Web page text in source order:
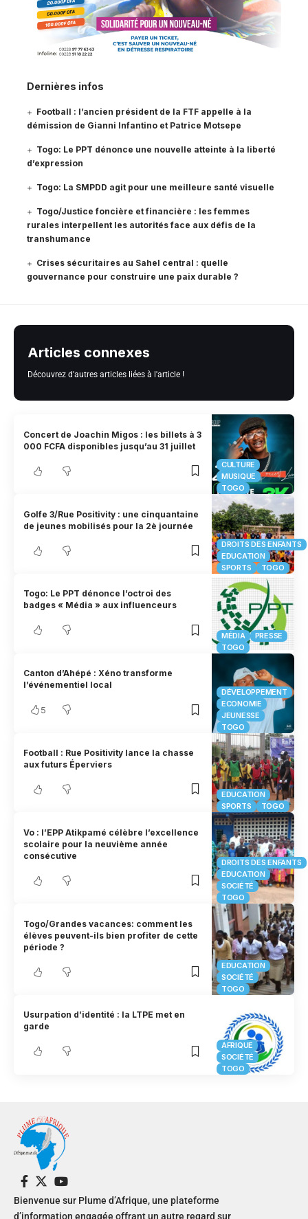
Dernières infos
Football : l’ancien président de la FTF appelle à la
démission de Gianni Infantino et Patrice Motsepe
Togo: Le PPT dénonce une nouvelle atteinte à la liberté
d’expression
Togo: La SMPDD agit pour une meilleure santé visuelle
Togo/Justice foncière et financière : les femmes
rurales interpellent les autorités face aux défis de la
transhumance
Crises sécuritaires au Sahel central : quelle
gouvernance pour construire une paix durable ?
Articles connexes
Découvrez d'autres articles liées à l'article !
CULTURE
MUSIQUE
TOGO
Concert de Joachin Migos : les billets à 3
000 FCFA disponibles jusqu’au 31 juillet
DROITS DES ENFANTS
EDUCATION
SPORTS
TOGO
Golfe 3/Rue Positivity : une cinquantaine
de jeunes mobilisés pour la 2è journée
MÉDIA
PRESSE
TOGO
Togo: Le PPT dénonce l’octroi des
badges « Média » aux influenceurs
DÉVELOPPEMENT
ECONOMIE
JEUNESSE
TOGO
Canton d’Ahépé : Xéno transforme
l’événementiel local
5
EDUCATION
SPORTS
TOGO
Football : Rue Positivity lance la chasse
aux futurs Éperviers
DROITS DES ENFANTS
EDUCATION
SOCIÉTÉ
TOGO
Vo : l’EPP Atikpamé célèbre l’excellence
scolaire pour la neuvième année
consécutive
EDUCATION
SOCIÉTÉ
TOGO
Togo/Grandes vacances: comment les
élèves peuvent-ils bien profiter de cette
période ?
AFRIQUE
SOCIÉTÉ
TOGO
Usurpation d’identité : la LTPE met en
garde
Bienvenue sur Plume d’Afrique, une plateforme
d’information engagée offrant un autre regard sur